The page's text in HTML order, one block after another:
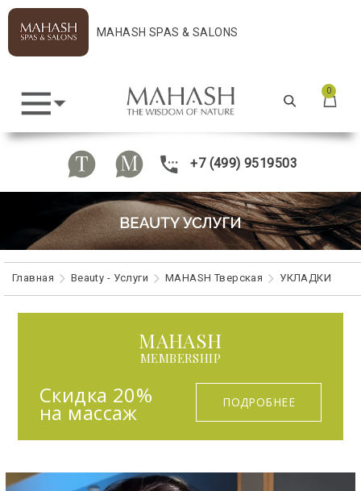
MAHASH SPAS & SALONS
0
+7 (499) 9519503
Главная Beauty - Услуги MAHASH Тверская УКЛАДКИ
MAHASH
MEMBERSHIP
Скидка 20%
на массаж ПОДРОБНЕЕ